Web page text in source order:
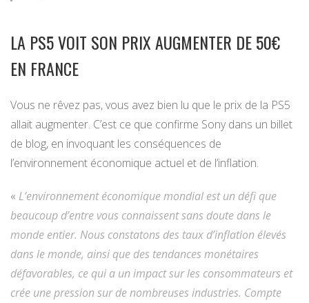
LA PS5 VOIT SON PRIX AUGMENTER DE 50€
EN FRANCE
Vous ne rêvez pas, vous avez bien lu que le prix de la PS5
allait augmenter. C’est ce que confirme Sony dans un billet
de blog, en invoquant les conséquences de
l’environnement économique actuel et de l’inflation.
« L’environnement économique mondial est un défi que
beaucoup d’entre vous connaissent sans doute dans le
monde entier. Nous constatons des taux d’inflation élevés
dans le monde, ainsi que des tendances monétaires
défavorables, ce qui a un impact sur les consommateurs et
crée une pression sur de nombreuses industries. Compte